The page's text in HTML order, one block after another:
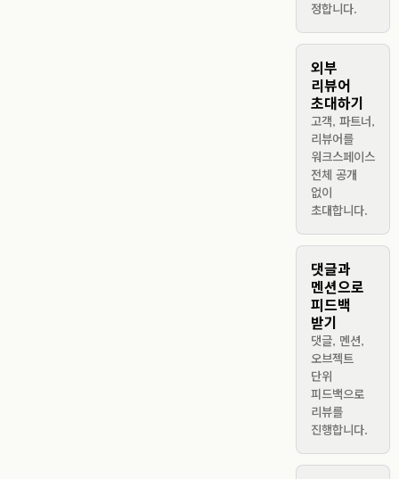
정합니다.
외부
리뷰어
초대하기
고객, 파트너,
리뷰어를
워크스페이스
전체 공개
없이
초대합니다.
댓글과
멘션으로
피드백
받기
댓글, 멘션,
오브젝트
단위
피드백으로
리뷰를
진행합니다.